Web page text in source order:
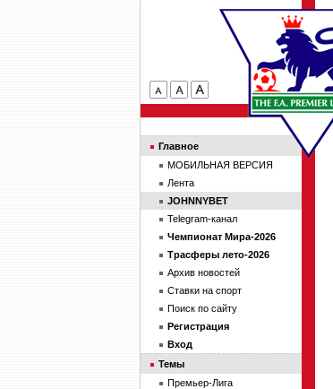
Главное
МОБИЛЬНАЯ ВЕРСИЯ
Лента
JOHNNYBET
Telegram-канал
Чемпионат Мира-2026
Трасферы лето-2026
Архив новостей
Ставки на спорт
Поиск по сайту
Регистрация
Вход
Темы
Премьер-Лига